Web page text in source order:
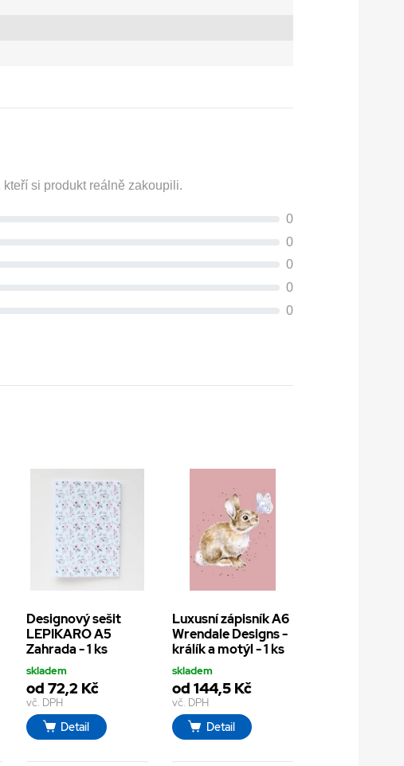
si produkt reálně zakoupili.
0
0
0
0
0
Designový sešit
LEPIKARO A5
Zahrada - 1 ks
skladem
od 72,2 Kč
vč. DPH
Detail
Luxusní zápisník A6
Wrendale Designs -
králík a motýl - 1 ks
skladem
od 144,5 Kč
vč. DPH
Detail